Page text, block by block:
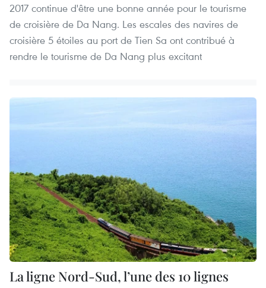
2017 continue d'être une bonne année pour le tourisme
de croisière de Da Nang. Les ​escales des navires de
croisière 5 étoiles au port de Tien Sa ont contribué à
rendre le tourisme de Da Nang plus excitant
La ligne Nord-Sud, l’une des 10 lignes